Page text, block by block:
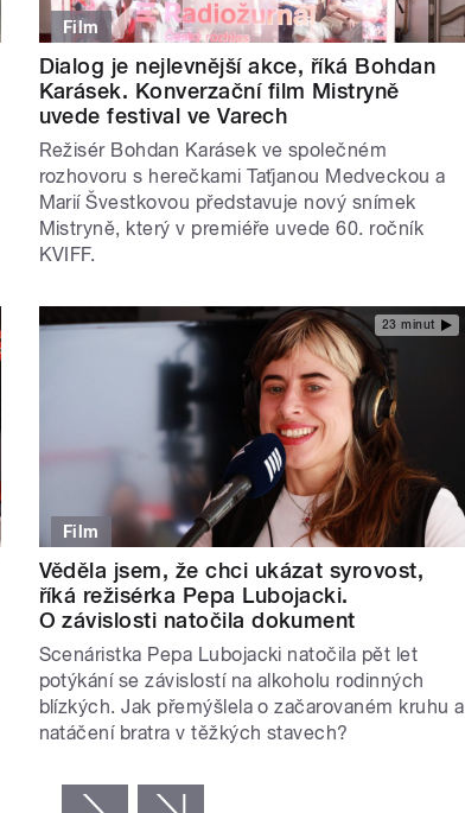
Film
Dialog je nejlevnější akce, říká Bohdan
Karásek. Konverzační film Mistryně
uvede festival ve Varech
Režisér Bohdan Karásek ve společném
rozhovoru s herečkami Taťjanou Medveckou a
Marií Švestkovou představuje nový snímek
Mistryně, který v premiéře uvede 60. ročník
KVIFF.
23 minut
Film
Věděla jsem, že chci ukázat syrovost,
říká režisérka Pepa Lubojacki.
O závislosti natočila dokument
Scenáristka Pepa Lubojacki natočila pět let
potýkání se závislostí na alkoholu rodinných
blízkých. Jak přemýšlela o začarovaném kruhu a
natáčení bratra v těžkých stavech?